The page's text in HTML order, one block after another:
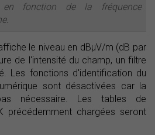
fonction de la fréquence
le niveau en dBµV/m (dB par
de l'intensité du champ, un filtre
Les fonctions d'identification du
sont désactivées car la
nécessaire. Les tables de
précédemment chargées seront